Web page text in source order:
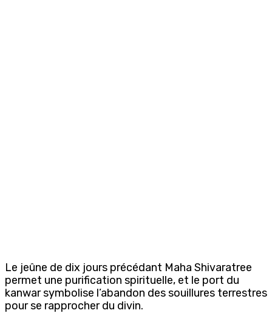
Le jeûne de dix jours précédant Maha Shivaratree
permet une purification spirituelle, et le port du
kanwar symbolise l’abandon des souillures terrestres
pour se rapprocher du divin.